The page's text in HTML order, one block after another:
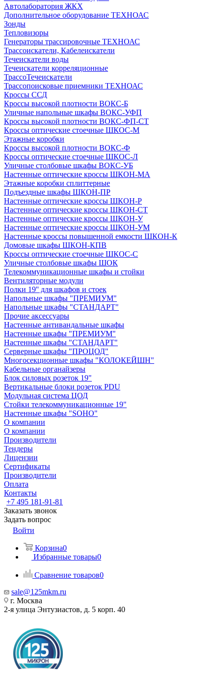
Автолаборатория ЖКХ
Дополнительное оборудование ТЕХНОАС
Зонды
Тепловизоры
Генераторы трассировочные ТЕХНОАС
Трассоискатели, Кабелеискатели
Течеискатели воды
Течеискатели корреляционные
ТрассоТечеискатели
Трассопоисковые приемники ТЕХНОАС
Кроссы ССД
Кроссы высокой плотности ВОКС-Б
Уличные напольные шкафы ВОКС-УФП
Кроссы высокой плотности ВОКС-ФП-СТ
Кроссы оптические стоечные ШКОС-М
Этажные коробки
Кроссы высокой плотности ВОКС-Ф
Кроссы оптические стоечные ШКОС-Л
Уличные столбовые шкафы ВОКС-УБ
Настенные оптические кроссы ШКОН-МА
Этажные коробки сплиттерные
Подъездные шкафы ШКОН-ПР
Настенные оптические кроссы ШКОН-Р
Настенные оптические кроссы ШКОН-СТ
Настенные оптические кроссы ШКОН-У
Настенные оптические кроссы ШКОН-УМ
Настенные кроссы повышенной емкости ШКОН-К
Домовые шкафы ШКОН-КПВ
Кроссы оптические стоечные ШКОС-С
Уличные столбовые шкафы ШОК
Телекоммуникационные шкафы и стойки
Вентиляторные модули
Полки 19'' для шкафов и стоек
Напольные шкафы "ПРЕМИУМ"
Напольные шкафы "СТАНДАРТ"
Прочие аксессуары
Настенные антивандальные шкафы
Настенные шкафы "ПРЕМИУМ"
Настенные шкафы "СТАНДАРТ"
Серверные шкафы "ПРОЦОД"
Многосекционные шкафы "КОЛОКЕЙШН"
Кабельные органайзеры
Блок силовых розеток 19"
Вертикальные блоки розеток PDU
Модульная система ЦОД
Стойки телекоммуникационные 19"
Настенные шкафы "SOHO"
О компании
О компании
Производители
Тендеры
Лицензии
Сертификаты
Производители
Оплата
Контакты
+7 495 181-91-81
Заказать звонок
Задать вопрос
Войти
Корзина0
Избранные товары0
Сравнение товаров0
sale@125mkm.ru
г. Москва
2-я улица Энтузиастов, д. 5 корп. 40